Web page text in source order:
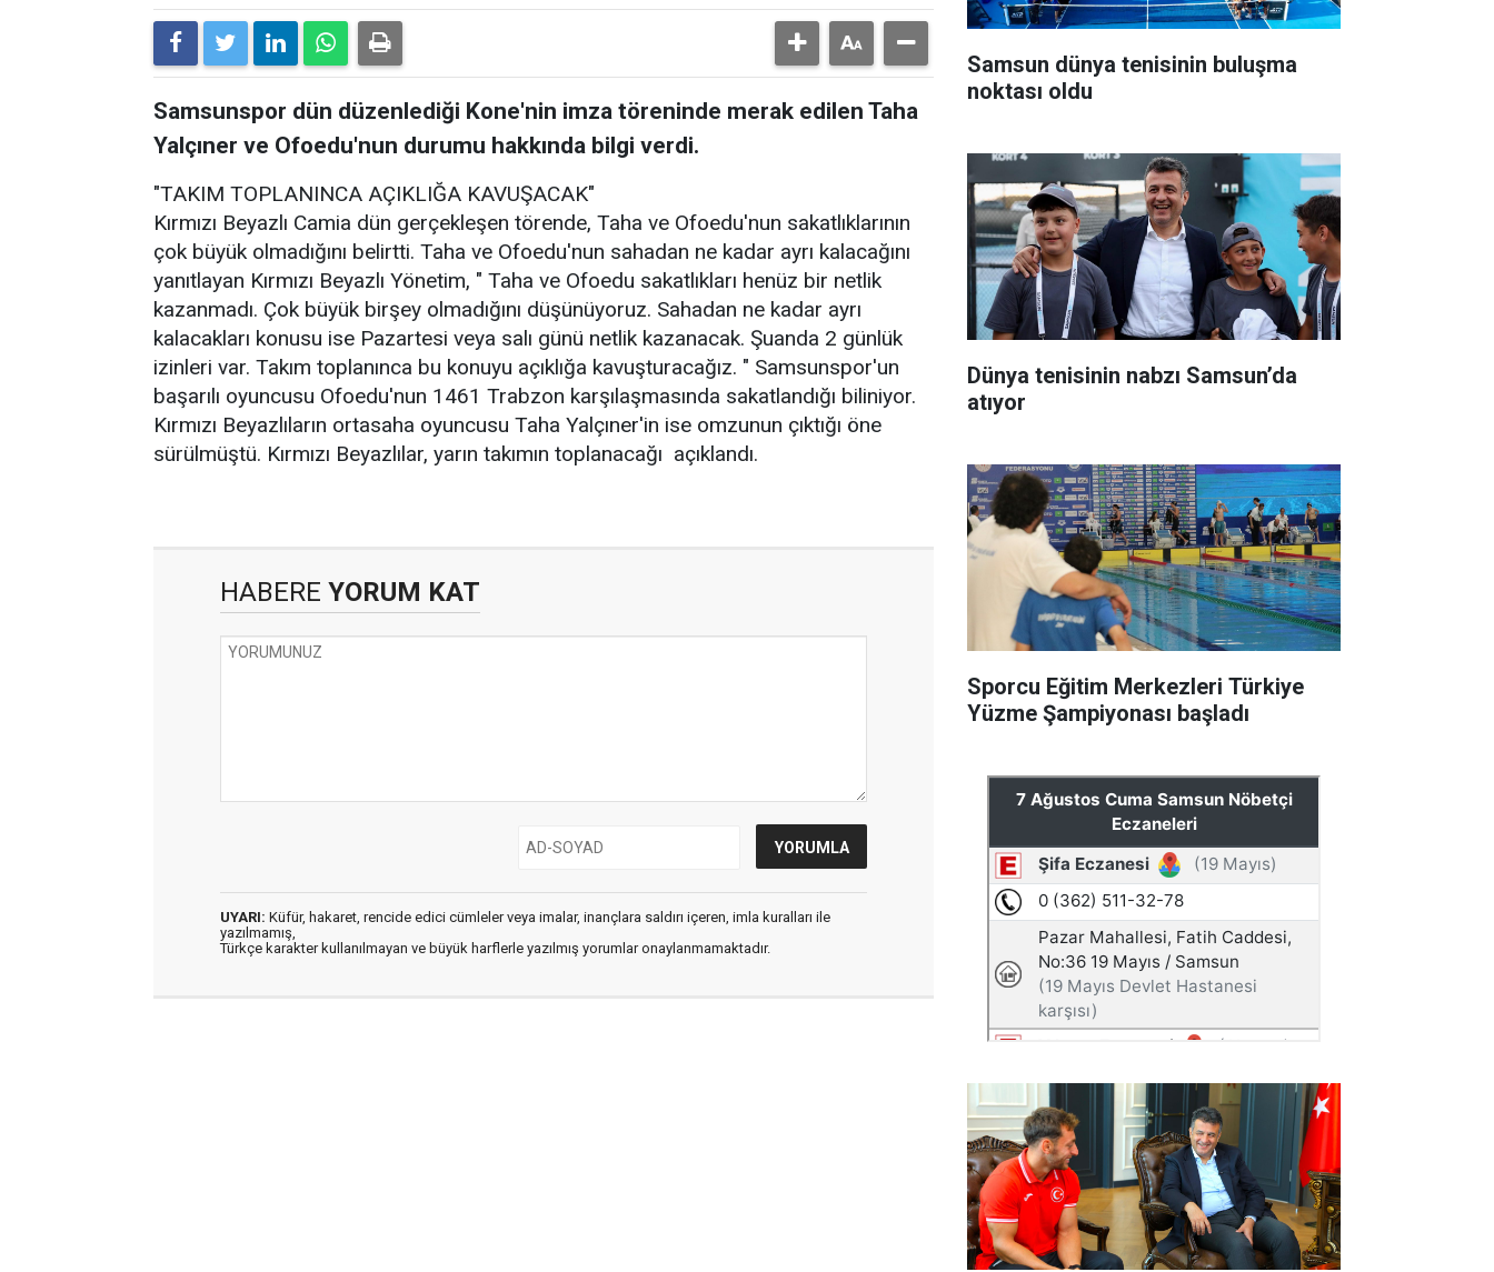
Samsunspor dün düzenlediği Kone'nin imza töreninde merak edilen Taha
Yalçıner ve Ofoedu'nun durumu hakkında bilgi verdi.
"TAKIM TOPLANINCA AÇIKLIĞA KAVUŞACAK"
Kırmızı Beyazlı Camia dün gerçekleşen törende, Taha ve Ofoedu'nun sakatlıklarının
çok büyük olmadığını belirtti. Taha ve Ofoedu'nun sahadan ne kadar ayrı kalacağını
yanıtlayan Kırmızı Beyazlı Yönetim, " Taha ve Ofoedu sakatlıkları henüz bir netlik
kazanmadı. Çok büyük birşey olmadığını düşünüyoruz. Sahadan ne kadar ayrı
kalacakları konusu ise Pazartesi veya salı günü netlik kazanacak. Şuanda 2 günlük
izinleri var. Takım toplanınca bu konuyu açıklığa kavuşturacağız. " Samsunspor'un
başarılı oyuncusu Ofoedu'nun 1461 Trabzon karşılaşmasında sakatlandığı biliniyor.
Kırmızı Beyazlıların ortasaha oyuncusu Taha Yalçıner'in ise omzunun çıktığı öne
sürülmüştü. Kırmızı Beyazlılar, yarın takımın toplanacağı açıklandı.
HABERE YORUM KAT
UYARI: Küfür, hakaret, rencide edici cümleler veya imalar, inançlara saldırı içeren, imla kuralları ile
yazılmamış,
Türkçe karakter kullanılmayan ve büyük harflerle yazılmış yorumlar onaylanmamaktadır.
Samsun dünya tenisinin buluşma
noktası oldu
Dünya tenisinin nabzı Samsun’da
atıyor
Sporcu Eğitim Merkezleri Türkiye
Yüzme Şampiyonası başladı